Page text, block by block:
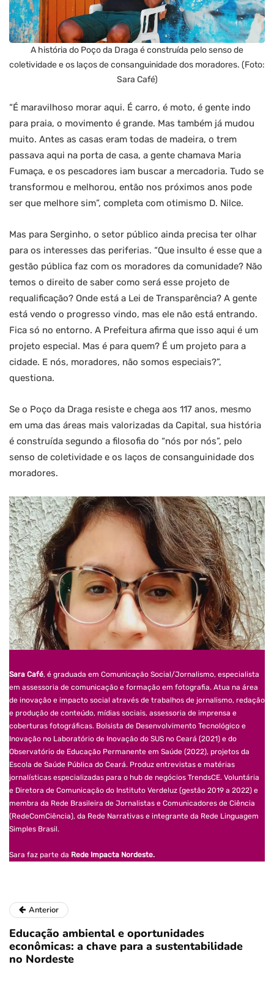
A história do Poço da Draga é construída pelo senso de
coletividade e os laços de consanguinidade dos moradores. (Foto:
Sara Café)
“É maravilhoso morar aqui. É carro, é moto, é gente indo
para praia, o movimento é grande. Mas também já mudou
muito. Antes as casas eram todas de madeira, o trem
passava aqui na porta de casa, a gente chamava Maria
Fumaça, e os pescadores iam buscar a mercadoria. Tudo se
transformou e melhorou, então nos próximos anos pode
ser que melhore sim”, completa com otimismo D. Nilce.
Mas para Serginho, o setor público ainda precisa ter olhar
para os interesses das periferias. “Que insulto é esse que a
gestão pública faz com os moradores da comunidade? Não
temos o direito de saber como será esse projeto de
requalificação? Onde está a Lei de Transparência? A gente
está vendo o progresso vindo, mas ele não está entrando.
Fica só no entorno. A Prefeitura afirma que isso aqui é um
projeto especial. Mas é para quem? É um projeto para a
cidade. E nós, moradores, não somos especiais?”,
questiona.
Se o Poço da Draga resiste e chega aos 117 anos, mesmo
em uma das áreas mais valorizadas da Capital, sua história
é construída segundo a filosofia do “nós por nós”, pelo
senso de coletividade e os laços de consanguinidade dos
moradores.
Sara Café, é graduada em Comunicação Social/Jornalismo, especialista
em assessoria de comunicação e formação em fotografia. Atua na área
de inovação e impacto social através de trabalhos de jornalismo, redação
e produção de conteúdo, mídias sociais, assessoria de imprensa e
coberturas fotográficas. Bolsista de Desenvolvimento Tecnológico e
Inovação no Laboratório de Inovação do SUS no Ceará (2021) e do
Observatório de Educação Permanente em Saúde (2022), projetos da
Escola de Saúde Pública do Ceará. Produz entrevistas e matérias
jornalísticas especializadas para o hub de negócios TrendsCE. Voluntária
e Diretora de Comunicação do Instituto Verdeluz (gestão 2019 a 2022) e
membra da Rede Brasileira de Jornalistas e Comunicadores de Ciência
(RedeComCiência), da Rede Narrativas e integrante da Rede Linguagem
Simples Brasil.
Sara faz parte da Rede Impacta Nordeste.
Anterior
Educação ambiental e oportunidades
econômicas: a chave para a sustentabilidade
no Nordeste